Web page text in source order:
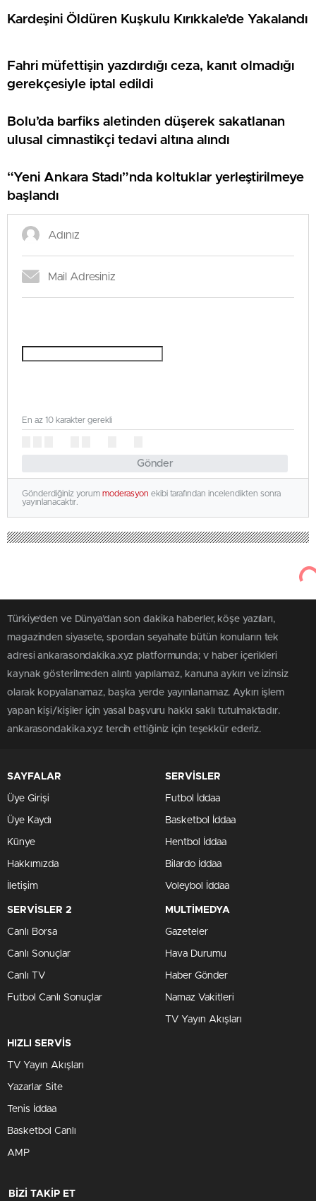
Kardeşini Öldüren Kuşkulu Kırıkkale’de Yakalandı
Fahri müfettişin yazdırdığı ceza, kanıt olmadığı
gerekçesiyle iptal edildi
Bolu’da barfiks aletinden düşerek sakatlanan
ulusal cimnastikçi tedavi altına alındı
“Yeni Ankara Stadı”nda koltuklar yerleştirilmeye
başlandı
Gönder
En az 10 karakter gerekli
Gönderdiğiniz yorum moderasyon ekibi tarafından incelendikten sonra
yayınlanacaktır.
Türkiye'den ve Dünya’dan son dakika haberler, köşe yazıları,
magazinden siyasete, spordan seyahate bütün konuların tek
adresi ankarasondakika.xyz platformunda; v haber içerikleri
kaynak gösterilmeden alıntı yapılamaz, kanuna aykırı ve izinsiz
olarak kopyalanamaz, başka yerde yayınlanamaz. Aykırı işlem
yapan kişi/kişiler için yasal başvuru hakkı saklı tutulmaktadır.
ankarasondakika.xyz tercih ettiğiniz için teşekkür ederiz.
SAYFALAR
Üye Girişi
Üye Kaydı
Künye
Hakkımızda
İletişim
SERVİSLER
Futbol İddaa
Basketbol İddaa
Hentbol İddaa
Bilardo İddaa
Voleybol İddaa
SERVİSLER 2
Canlı Borsa
Canlı Sonuçlar
Canlı TV
Futbol Canlı Sonuçlar
MULTİMEDYA
Gazeteler
Hava Durumu
Haber Gönder
Namaz Vakitleri
TV Yayın Akışları
HIZLI SERVİS
TV Yayın Akışları
Yazarlar Site
Tenis İddaa
Basketbol Canlı
AMP
BİZİ TAKİP ET